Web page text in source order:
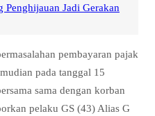
Penghijauan Jadi Gerakan
pembayaran pajak
pada tanggal 15
sama dengan korban
pelaku GS (43) Alias G